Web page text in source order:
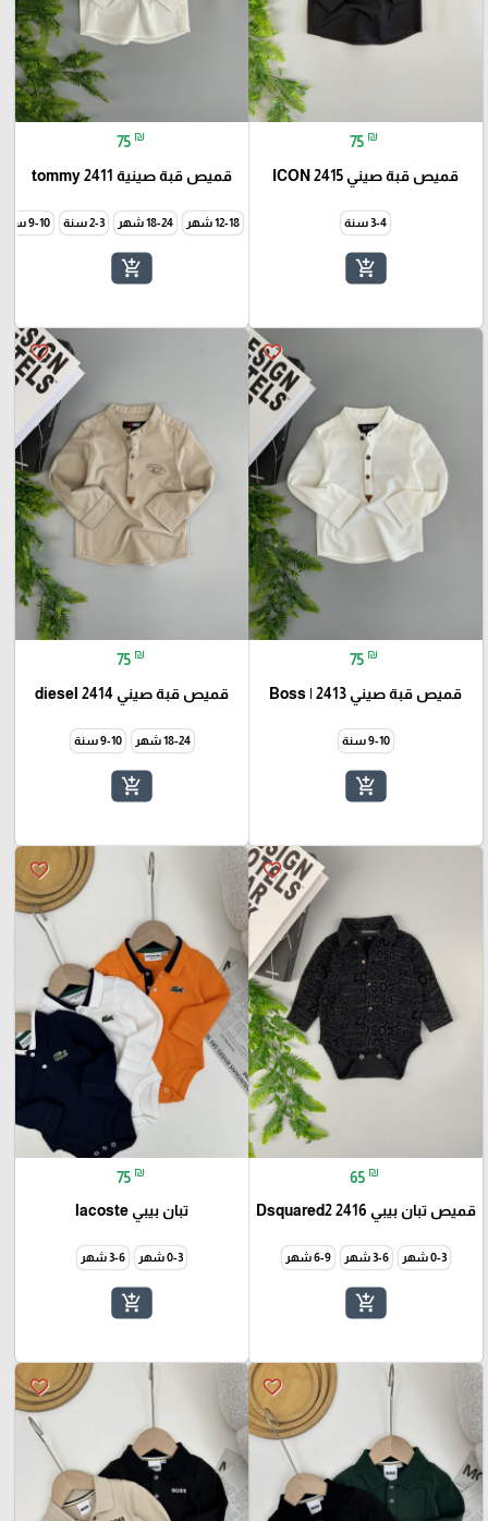
75 ₪
قميص قبة صيني ICON 2415
3-4 سنة
add_shopping_cart
75 ₪
قميص قبة صينية tommy 2411
12-18 شهر 18-24 شهر 2-3 سنة 9-10 سنة
add_shopping_cart
favorite_border
75 ₪
قميص قبة صيني Boss | 2413
9-10 سنة
add_shopping_cart
favorite_border
75 ₪
قميص قبة صيني 2414 diesel
18-24 شهر 9-10 سنة
add_shopping_cart
favorite_border
65 ₪
قميص تبان بيبي 2416 Dsquared2
0-3 شهر 3-6 شهر 6-9 شهر
add_shopping_cart
favorite_border
75 ₪
تبان بيبي lacoste
0-3 شهر 3-6 شهر
add_shopping_cart
favorite_border
favorite_border